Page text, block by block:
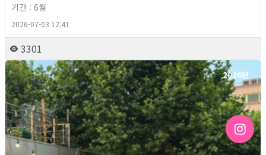
기간 : 6월
2026-07-03 12:41
3301
2026년